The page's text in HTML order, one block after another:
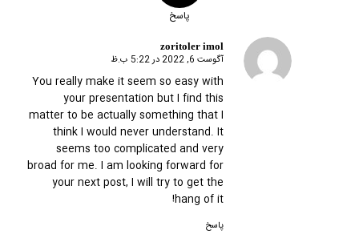
پاسخ
zoritoler imol
گفته:
آگوست 6, 2022 در 5:22 ب.ظ
You really make it seem so easy with
your presentation but I find this
matter to be actually something that I
think I would never understand. It
seems too complicated and very
broad for me. I am looking forward for
your next post, I will try to get the
hang of it!
پاسخ